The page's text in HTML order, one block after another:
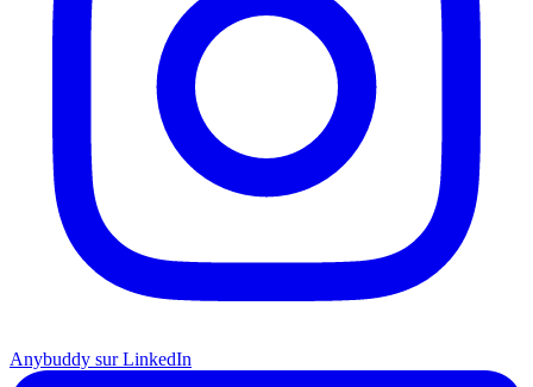
Anybuddy sur LinkedIn